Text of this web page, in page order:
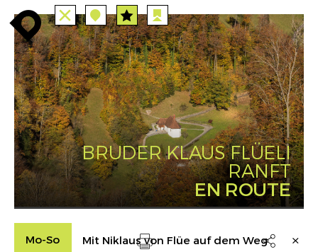
enroute enroute TOUTES station STATIONS
route PARCOURS event EVENTS agenda FILTRE
enroute INFO
close station angebote anreise
BRUDER KLAUS FLÜELI
RANFT
EN ROUTE
Mo-So Mit Niklaus von Flüe auf dem Weg